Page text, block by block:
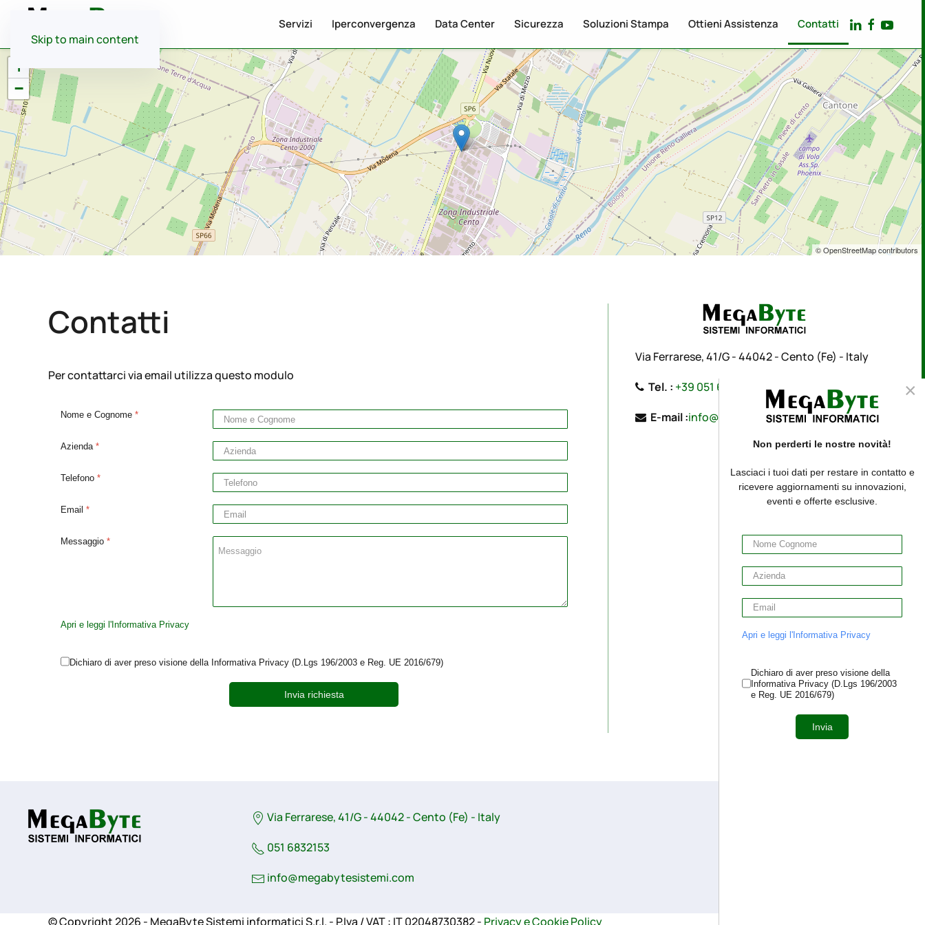
Skip to main content
Servizi Iperconvergenza Data Center Sicurezza Soluzioni Stampa Ottieni Assistenza Contatti
+
−
© OpenStreetMap contributors
Contatti
Per contattarci via email utilizza questo modulo
Nome e Cognome *
Azienda *
Telefono *
Email *
Messaggio *
Apri e leggi l'Informativa Privacy
Dichiaro di aver preso visione della Informativa Privacy (D.Lgs 196/2003 e Reg. UE 2016/679)
Invia richiesta
Via Ferrarese, 41/G - 44042 - Cento (Fe) - Italy
Tel. : +39 051 683 21 53
E-mail :info@megabytesistemi.com
Via Ferrarese, 41/G - 44042 - Cento (Fe) - Italy
051 6832153
info@megabytesistemi.com
© Copyright 2026 - MegaByte Sistemi informatici S.r.l. - P.Iva / VAT : IT 02048730382 - Privacy e Cookie Policy
×
Non perderti le nostre novità!
Lasciaci i tuoi dati per restare in contatto e
ricevere aggiornamenti su innovazioni,
eventi e offerte esclusive.
Apri e leggi l'Informativa Privacy
Dichiaro di aver preso visione della
Informativa Privacy (D.Lgs 196/2003
e Reg. UE 2016/679)
Invia